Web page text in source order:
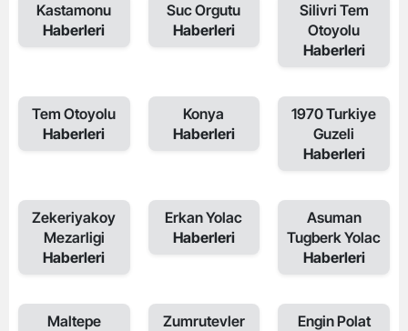
Kastamonu
Haberleri
Suc Orgutu
Haberleri
Silivri Tem
Otoyolu
Haberleri
Tem Otoyolu
Haberleri
Konya
Haberleri
1970 Turkiye
Guzeli
Haberleri
Zekeriyakoy
Mezarligi
Haberleri
Erkan Yolac
Haberleri
Asuman
Tugberk Yolac
Haberleri
Maltepe
Zumrutevler
Engin Polat